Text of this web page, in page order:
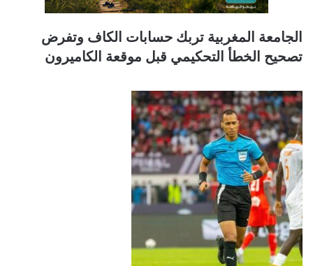
الجامعة المغربية تربك حسابات الكاف وتفرض
تصحيح الخطأ التحكيمي قبل موقعة الكاميرون